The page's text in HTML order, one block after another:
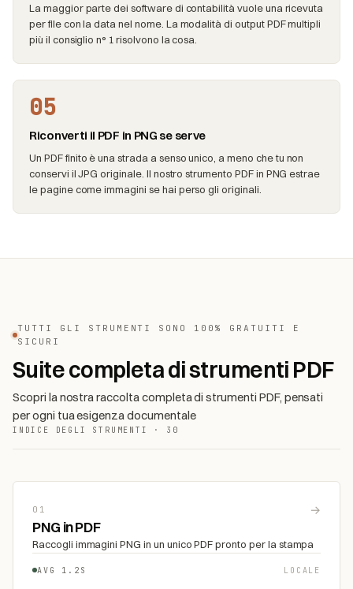
La maggior parte dei software di contabilità vuole una ricevuta
per file con la data nel nome. La modalità di output PDF multipli
più il consiglio n° 1 risolvono la cosa.
05
Riconverti il PDF in PNG se serve
Un PDF finito è una strada a senso unico, a meno che tu non
conservi il JPG originale. Il nostro strumento PDF in PNG estrae
le pagine come immagini se hai perso gli originali.
TUTTI GLI STRUMENTI SONO 100% GRATUITI E
SICURI
Suite completa di strumenti PDF
Scopri la nostra raccolta completa di strumenti PDF, pensati
per ogni tua esigenza documentale
INDICE DEGLI STRUMENTI · 30
01 →
PNG in PDF
Raccogli immagini PNG in un unico PDF pronto per la stampa
AVG 1.2S LOCALE